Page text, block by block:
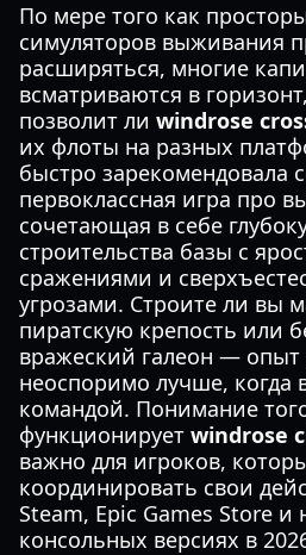
По мере того как
симуляторов выживания
расширяться, многие
всматриваются в
позволит ли windrose
их флоты на разных
быстро зарекомендовала
первоклассная игра про
сочетающая в себе
строительства базы с
сражениями и
угрозами. Строите ли вы
пиратскую крепость или
вражеский галеон — опыт
неоспоримо лучше, когда
командой. Понимание
функционирует windrose
важно для игроков,
координировать свои
Steam, Epic Games Store
консольных версиях в